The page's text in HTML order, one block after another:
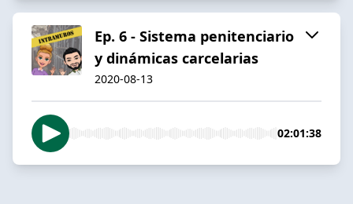
Ep. 6 - Sistema penitenciario
y dinámicas carcelarias
2020-08-13
02:01:38